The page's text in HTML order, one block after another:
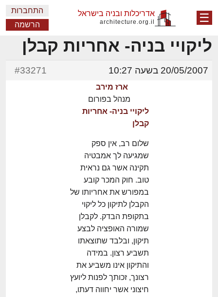
☰ אדריכלות ובניה בישראל
architecture.org.il
התחברות
הרשמה
ליקויי בניה- אחריות קבלן
20/05/2007 בשעה 10:27 #33271
ארז מירב
מנהל בפורום
ליקויי בניה- אחריות
קבלן
שלום רב, אין ספק
שמגיעה לך אמבטיה
תקינה אשר גם נראית
טוב. חוק המכר קובע
במפורש את אחריותו של
הקבלן לתיקון כל ליקוי
בתקופת הבדק. לקבלן
שמורה האופציה לבצע
תיקון, ובלבד שתוצאתו
תשביע רצון. במידה
והתיקון אינו משביע את
רצונך, זכותך לפנות ליועץ
חיצוני אשר יחווה דעתו,